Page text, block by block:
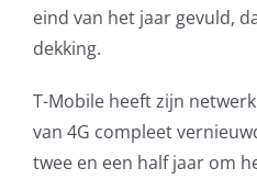
Glasvezelverbindingen
Microsoft software licenties
SLA overeenkomsten
eind van het jaar gevuld,
dekking.
T-Mobile heeft zijn
van 4G compleet
twee en een half jaar om